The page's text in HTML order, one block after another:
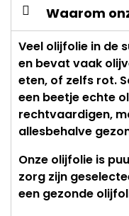
Waarom
Veel olijfolie in de
en bevat vaak
eten, of zelfs rot.
een beetje echte
rechtvaardigen,
allesbehalve
Onze olijfolie is
zorg zijn
een gezonde